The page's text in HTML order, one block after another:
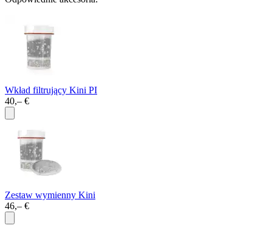
Wkład filtrujący Kini PI
40,– €
Zestaw wymienny Kini
46,– €